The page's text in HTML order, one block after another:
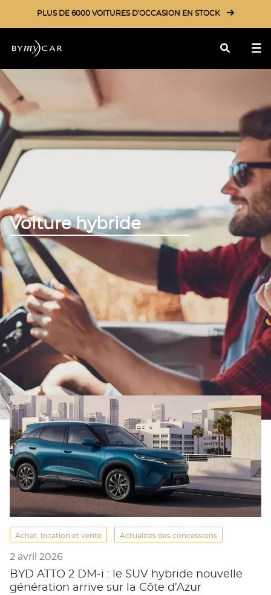
PLUS DE 6000 VOITURES D'OCCASION EN STOCK
Voiture hybride
Achat, location et vente Actualités des concessions
2 avril 2026
BYD ATTO 2 DM-i : le SUV hybride nouvelle
génération arrive sur la Côte d’Azur